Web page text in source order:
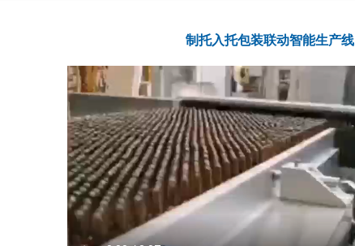
制托入托包装联动智能生产线